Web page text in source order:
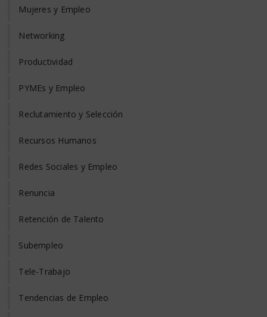
Mujeres y Empleo
Networking
Productividad
PYMEs y Empleo
Reclutamiento y Selección
Recursos Humanos
Redes Sociales y Empleo
Renuncia
Retención de Talento
Subempleo
Tele-Trabajo
Tendencias de Empleo